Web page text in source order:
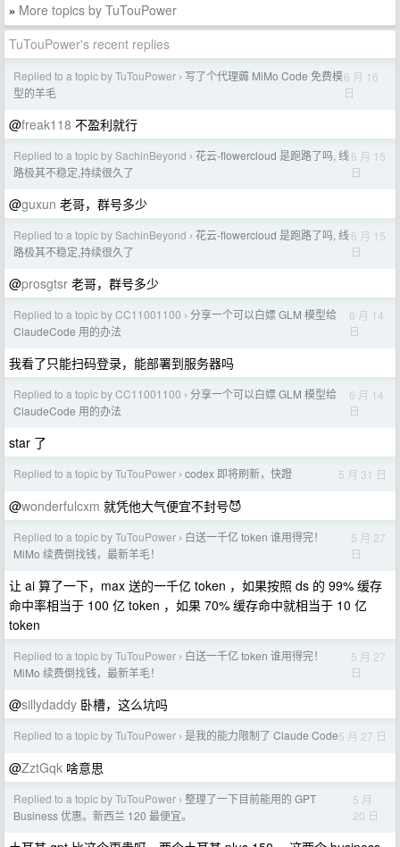
» More topics by TuTouPower
TuTouPower's recent replies
Replied to a topic by TuTouPower › 写了个代理薅 MiMo Code 免费模
型的羊毛
6 月 16
日
@freak118 不盈利就行
Replied to a topic by SachinBeyond › 花云-flowercloud 是跑路了吗, 线
路极其不稳定,持续很久了
6 月 15
日
@guxun 老哥，群号多少
Replied to a topic by SachinBeyond › 花云-flowercloud 是跑路了吗, 线
路极其不稳定,持续很久了
6 月 15
日
@prosgtsr 老哥，群号多少
Replied to a topic by CC11001100 › 分享一个可以白嫖 GLM 模型给
ClaudeCode 用的办法
6 月 14
日
我看了只能扫码登录，能部署到服务器吗
Replied to a topic by CC11001100 › 分享一个可以白嫖 GLM 模型给
ClaudeCode 用的办法
6 月 14
日
star 了
Replied to a topic by TuTouPower › codex 即将刷新，快蹬 5 月 31 日
@wonderfulcxm 就凭他大气便宜不封号😈
Replied to a topic by TuTouPower › 白送一千亿 token 谁用得完！
MiMo 续费倒找钱，最新羊毛！
5 月 27
日
让 ai 算了一下，max 送的一千亿 token ，如果按照 ds 的 99% 缓存
命中率相当于 100 亿 token ，如果 70% 缓存命中就相当于 10 亿
token
Replied to a topic by TuTouPower › 白送一千亿 token 谁用得完！
MiMo 续费倒找钱，最新羊毛！
5 月 27
日
@sillydaddy 卧槽，这么坑吗
Replied to a topic by TuTouPower › 是我的能力限制了 Claude Code5 月 27 日
@ZztGqk 啥意思
Replied to a topic by TuTouPower › 整理了一下目前能用的 GPT
Business 优惠。新西兰 120 最便宜。
5 月
20 日